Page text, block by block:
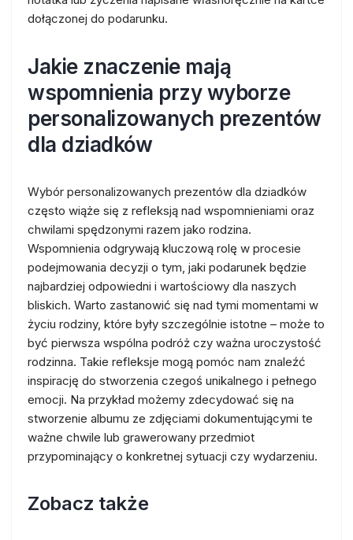
dołączonej do podarunku.
Jakie znaczenie mają
wspomnienia przy wyborze
personalizowanych prezentów
dla dziadków
Wybór personalizowanych prezentów dla dziadków
często wiąże się z refleksją nad wspomnieniami oraz
chwilami spędzonymi razem jako rodzina.
Wspomnienia odgrywają kluczową rolę w procesie
podejmowania decyzji o tym, jaki podarunek będzie
najbardziej odpowiedni i wartościowy dla naszych
bliskich. Warto zastanowić się nad tymi momentami w
życiu rodziny, które były szczególnie istotne – może to
być pierwsza wspólna podróż czy ważna uroczystość
rodzinna. Takie refleksje mogą pomóc nam znaleźć
inspirację do stworzenia czegoś unikalnego i pełnego
emocji. Na przykład możemy zdecydować się na
stworzenie albumu ze zdjęciami dokumentującymi te
ważne chwile lub grawerowany przedmiot
przypominający o konkretnej sytuacji czy wydarzeniu.
Zobacz także